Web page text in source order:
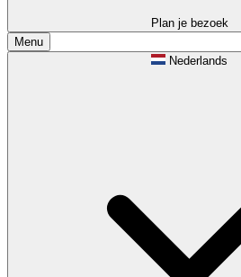
Plan je bezoek
Menu
Nederlands